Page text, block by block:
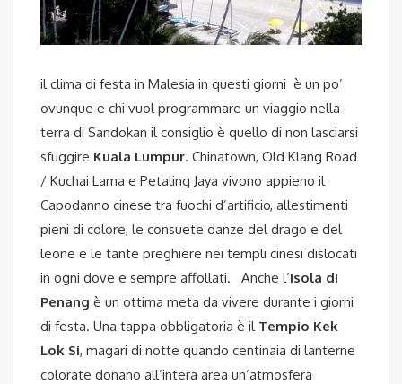
il clima di festa in Malesia in questi giorni è un po’
ovunque e chi vuol programmare un viaggio nella
terra di Sandokan il consiglio è quello di non lasciarsi
sfuggire Kuala Lumpur. Chinatown, Old Klang Road
/ Kuchai Lama e Petaling Jaya vivono appieno il
Capodanno cinese tra fuochi d’artificio, allestimenti
pieni di colore, le consuete danze del drago e del
leone e le tante preghiere nei templi cinesi dislocati
in ogni dove e sempre affollati.
Anche l’Isola di
Penang è un ottima meta da vivere durante i giorni
di festa. Una tappa obbligatoria è il Tempio Kek
Lok Si, magari di notte quando centinaia di lanterne
colorate donano all’intera area un’atmosfera